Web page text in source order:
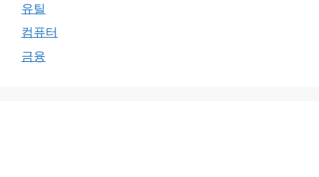
유틸
컴퓨터
금융